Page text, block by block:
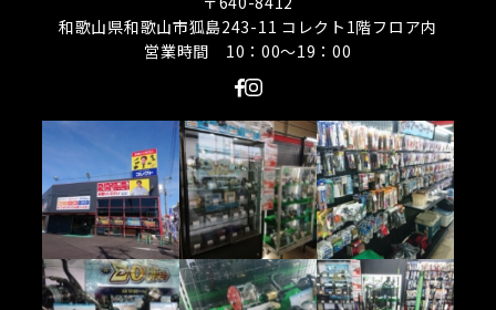
和歌山県和歌山市狐島243-11 コレクト1階フロア内
営業時間 10：00〜19：00